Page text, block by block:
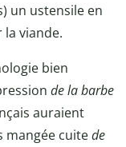
un ustensile en
viande.
bien
de la barbe
auraient
mangée cuitede